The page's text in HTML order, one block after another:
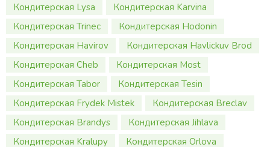
Кондитерская Lysa
Кондитерская Karvina
Кондитерская Trinec
Кондитерская Hodonin
Кондитерская Havirov
Кондитерская Havlickuv Brod
Кондитерская Cheb
Кондитерская Most
Кондитерская Tabor
Кондитерская Tesin
Кондитерская Frydek Mistek
Кондитерская Breclav
Кондитерская Brandys
Кондитерская Jihlava
Кондитерская Kralupy
Кондитерская Orlova